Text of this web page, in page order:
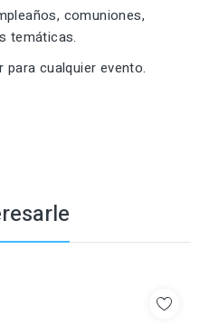
comuniones,
temáticas.
cualquier evento.